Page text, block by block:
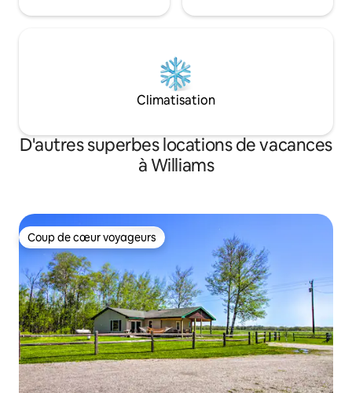
Climatisation
D'autres superbes locations de vacances
à Williams
Coup de cœur voyageurs
Coup de cœur voyageurs